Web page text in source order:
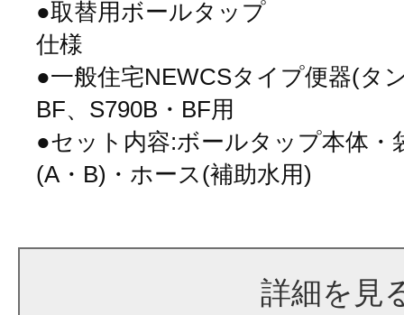
●取替用ボールタップ
仕様
●一般住宅NEWCSタイプ便器(タ
BF、S790B・BF用
●セット内容:ボールタップ本体・
(A・B)・ホース(補助水用)
詳細を見